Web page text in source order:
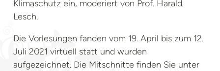
Klimaschutz ein, moderiert von Prof. Harald
Lesch.
Die Vorlesungen fanden vom 19. April bis zum 12.
Juli 2021 virtuell statt und wurden
aufgezeichnet. Die Mitschnitte finden Sie unter